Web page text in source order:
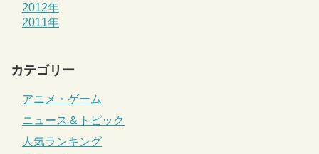
2012年
2011年
カテゴリー
アニメ・ゲーム
ニュース＆トピック
人気ランキング